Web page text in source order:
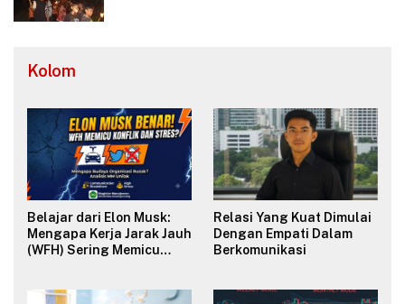
Kolom
Belajar dari Elon Musk:
Mengapa Kerja Jarak Jauh
(WFH) Sering Memicu
Relasi Yang Kuat Dimulai
Dengan Empati Dalam
Berkomunikasi